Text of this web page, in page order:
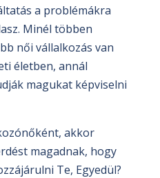
a problémákra
Minél többen
női vállalkozás van
életben, annál
magukat képviselni
akkor
magadnak, hogy
Te, Egyedül?